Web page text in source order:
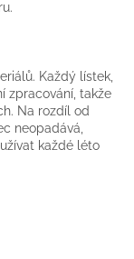
Každý lístek,
zpracování, takže
Na rozdíl od
neopadává,
každé léto